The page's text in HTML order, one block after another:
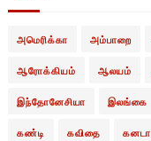
அமெரிக்கா அம்பாறை
ஆரோக்கியம் ஆலயம்
இந்தோனேசியா இலங்கை
கண்டி கவிதை கனடா